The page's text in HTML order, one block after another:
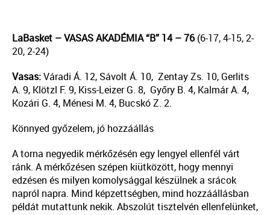
LaBasket – VASAS AKADÉMIA “B” 14 – 76 (6-17, 4-15, 2-
20, 2-24)
Vasas:Váradi Á. 12, Sávolt Á. 10, Zentay Zs. 10, Gerlits
A. 9, Klötzl F. 9, Kiss-Leizer G. 8, Győry B. 4, Kalmár A. 4,
Kozári G. 4, Ménesi M. 4, Bucskó Z. 2.
Könnyed győzelem, jó hozzáállás
A torna negyedik mérkőzésén egy lengyel ellenfél várt
ránk. A mérkőzésen szépen kiütközött, hogy mennyi
edzésen és milyen komolysággal készülnek a srácok
napról napra. Mind képzettségben, mind hozzáállásban
példát mutattunk nekik. Abszolút tisztelvén ellenfelünket,